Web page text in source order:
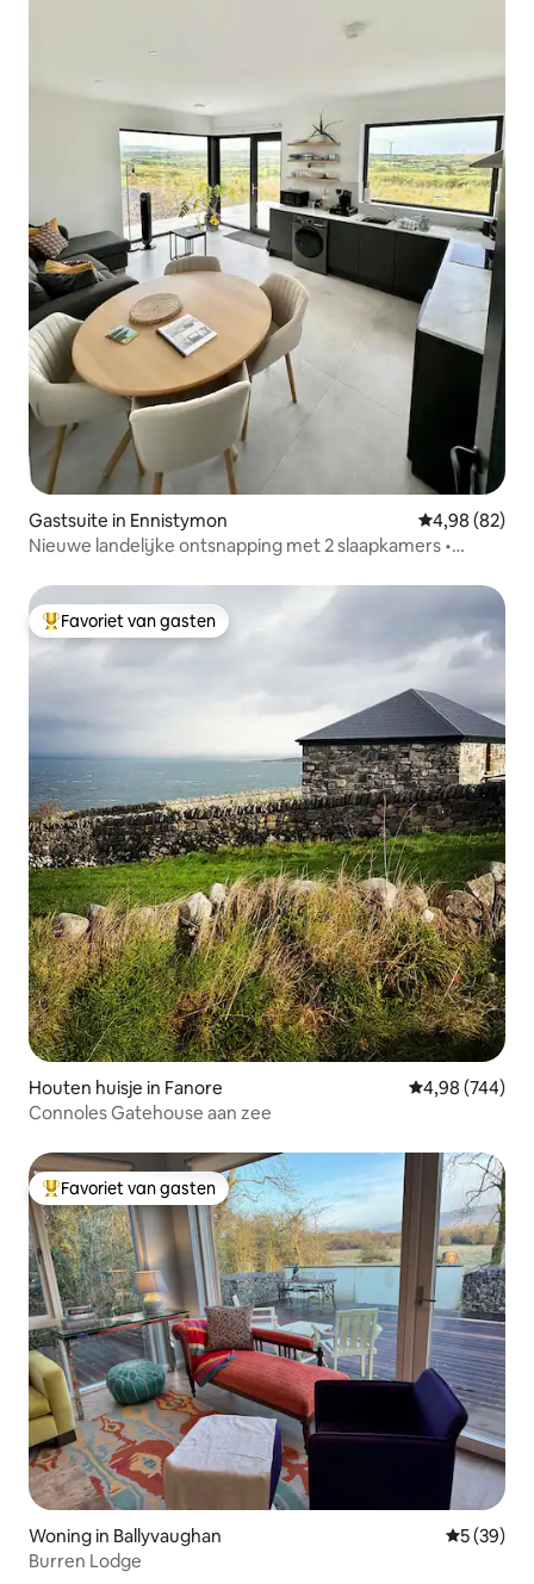
Gastsuite in Ennistymon Gemiddelde
4,98 (82)
Nieuwe landelijke ontsnapping met 2 slaapkamers •
Topfavoriet van gasten
Favoriet van gasten
Houten huisje in Fanore Gemiddelde
4,98 (744)
Connoles Gatehouse aan zee
Topfavoriet van gasten
Favoriet van gasten
Woning in Ballyvaughan
5 (39)
Burren Lodge